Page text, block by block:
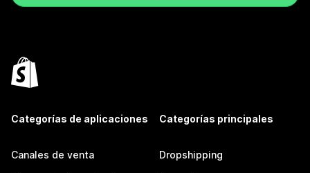
Categorías de aplicaciones
Canales de venta
Categorías principales
Dropshipping